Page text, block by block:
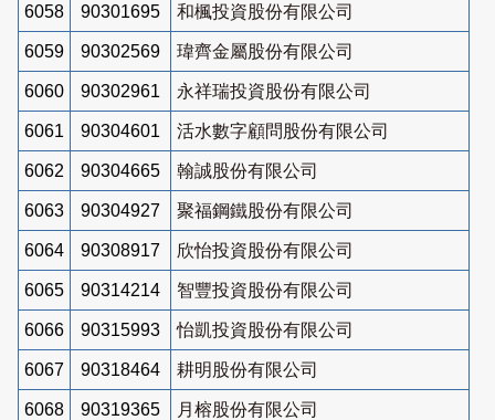
6058 90301695 和楓投資股份有限公司
6059 90302569 瑋齊金屬股份有限公司
6060 90302961 永祥瑞投資股份有限公司
6061 90304601 活水數字顧問股份有限公司
6062 90304665 翰誠股份有限公司
6063 90304927 聚福鋼鐵股份有限公司
6064 90308917 欣怡投資股份有限公司
6065 90314214 智豐投資股份有限公司
6066 90315993 怡凱投資股份有限公司
6067 90318464 耕明股份有限公司
6068 90319365 月榕股份有限公司